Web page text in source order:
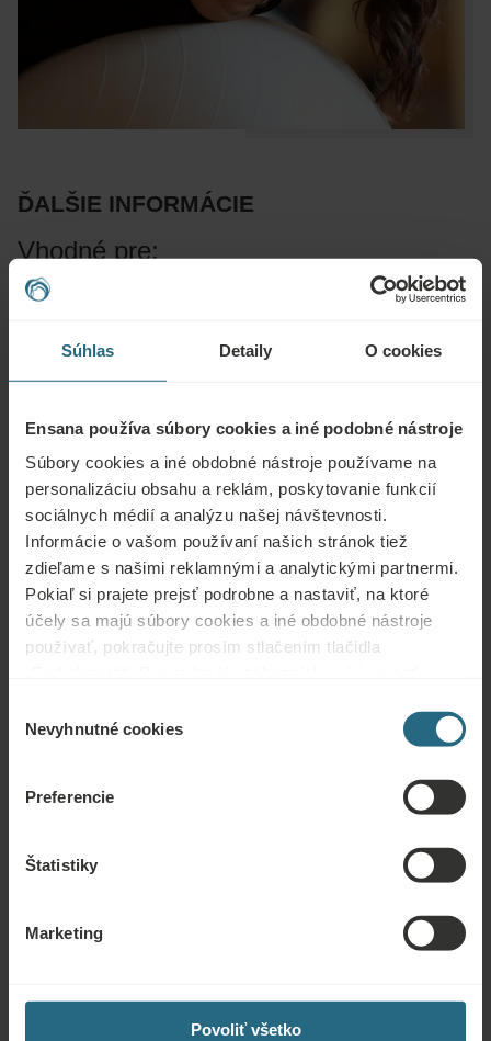
Súhlas Detaily O cookies
Ensana používa súbory cookies a iné podobné nástroje
Súbory cookies a iné obdobné nástroje používame na
personalizáciu obsahu a reklám, poskytovanie funkcií
sociálnych médií a analýzu našej návštevnosti.
Informácie o vašom používaní našich stránok tiež
zdieľame s našimi reklamnými a analytickými partnermi.
Pokiaľ si prajete prejsť podrobne a nastaviť, na ktoré
účely sa majú súbory cookies a iné obdobné nástroje
používať, pokračujte prosím stlačením tlačidla
súhlasu
Nevyhnutné cookies
Preferencie
Štatistiky
Marketing
Povoliť všetko
ĎALŠIE INFORMÁCIE
Vhodné pre:
Ochorenia svalov a kostí, ortopedická a poúrazová rehabilitácia,
onkologické ochorenia
Nie je možné použiť v nasledujúcich
prípadoch:
Infekčné choroby, horúčka, akútny zápal, dýchavičnosť, srdcová
nedostatočnosť, tehotenstvo, nestabilný diabetes alebo krvný
tlak, psychóza, užívanie alkoholu alebo drog, zdravotná
indispozícia
alebo služieb. Otázky a odpovede týkajúce sa nášho vernostného programu
nášho vernostného programu a získať ďalšie zľavy, výhody alebo len chcete
dostávať novinky o všetkých novinkách, kliknite sem.